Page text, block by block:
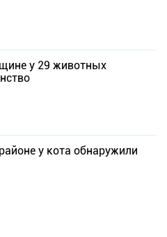
у 29 животных
у кота обнаружили